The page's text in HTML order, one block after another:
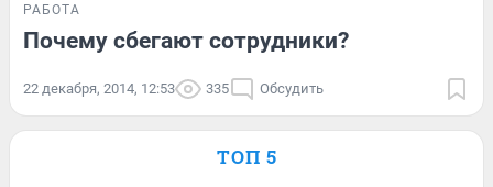
РАБОТА
Почему сбегают сотрудники?
22 декабря, 2014, 12:53 335 Обсудить
ТОП 5